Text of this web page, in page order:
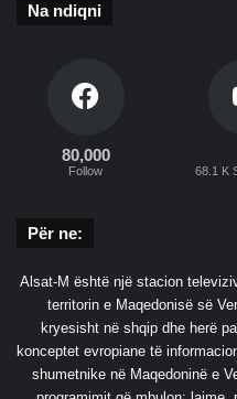
Na ndiqni
80,000
Follow 68.1 K
Për ne:
Alsat-M është një stacion
territorin e Maqedonisë së
kryesisht në shqip dhe herë
konceptet evropiane të
shumetnike në Maqedoninë e